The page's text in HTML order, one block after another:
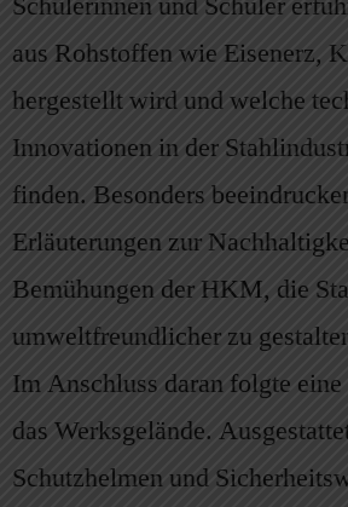
aus Rohstoffen wie Eisenerz,
hergestellt wird und welche
Innovationen in der
finden. Besonders
Erläuterungen zur
Bemühungen der HKM, die
umweltfreundlicher zu
Im Anschluss daran folgte
das Werksgelände.
Schutzhelmen und